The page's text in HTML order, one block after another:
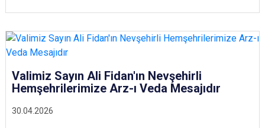
30.04.2026
Valimiz Sayın Ali Fidan'ın Nevşehirli
Hemşehrilerimize Arz-ı Veda Mesajıdır